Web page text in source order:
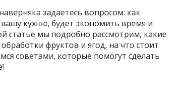
задаетесь вопросом: как
кухню, будет экономить время и
статье мы подробно рассмотрим, какие
фруктов и ягод, на что стоит
советами, которые помогут сделать